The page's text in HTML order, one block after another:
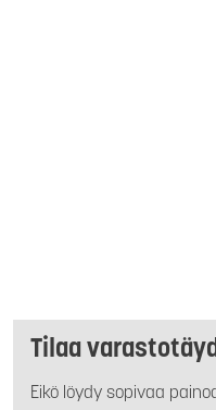
Tilaa
Eikö löydy sopivaa